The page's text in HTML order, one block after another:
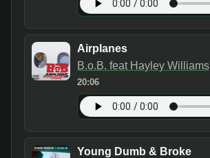
Airplanes
B.o.B. feat Hayley Williams
20:06
Young Dumb & Broke